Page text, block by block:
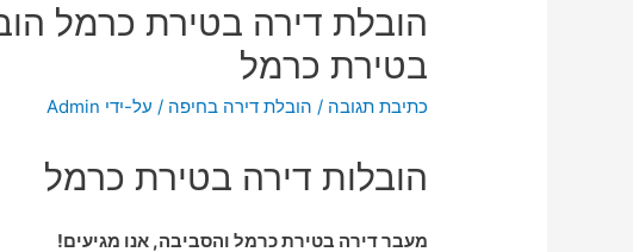
הובלת דירה בטירת כרמל
בטירת כרמל
כתיבת תגובה / הובלת דירה בחיפה / על-ידי Admin
הובלות דירה בטירת כרמל
מעבר דירה בטירת כרמל והסביבה, אנו מגיעים!